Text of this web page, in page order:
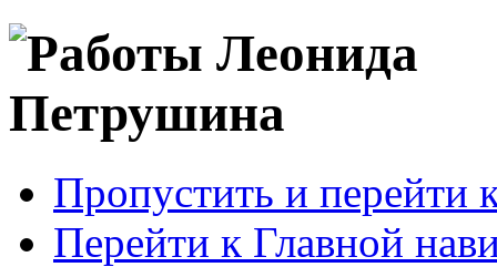
Пропустить и перейти
Перейти к Главной